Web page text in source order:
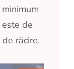
de
răcire.